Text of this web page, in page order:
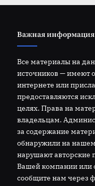
Важная информация
Все материалы на
источников — имеют
интернете или
предоставляются
целях. Права на
владельцам.
за содержание
обнаружили на
нарушают
Вашей компании или
сообщите нам через